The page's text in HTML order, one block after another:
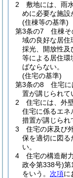
2
敷地には、雨
めに必要な施設
(住棟等の基準)
第3条の7
住棟
域の良好な居住
採光、開放性及
等による居住環
ばならない。
(住宅の基準)
第3条の8
住宅
置が講じられて
2
住宅には、外
住宅に係るエネ
措置が講じられ
3
住宅の床及び
保を適切に図る
い。
4
住宅の構造耐
政令第338号)第
をいう。 次項に